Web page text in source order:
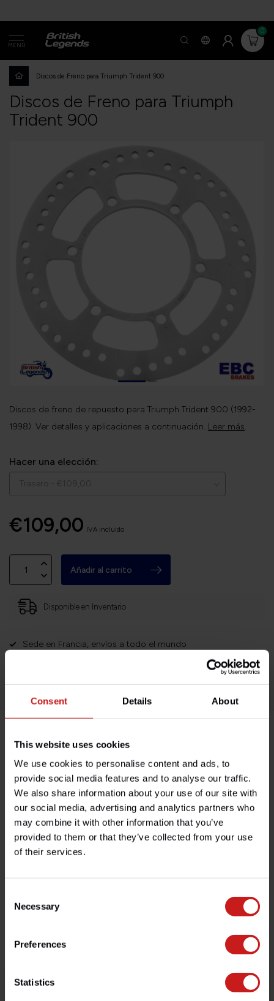
Consent Details About
This website uses cookies
We use cookies to personalise content and ads, to
provide social media features and to analyse our traffic.
We also share information about your use of our site with
our social media, advertising and analytics partners who
may combine it with other information that you’ve
provided to them or that they’ve collected from your use
of their services.
Selection
Necessary
Preferences
Statistics
MENÚ
0
Discos de Freno para Triumph Trident 900
Discos de Freno para Triumph
Trident 900
Discos de freno de repuesto para Triumph Trident 900 (1992-
1998). Ver detalles y aplicaciones a continuación. Leer más.
Hacer una elección:
€109,00 IVA incluido
Añadir al carrito
Disponible en Inventario
Sede en Francia, envíos a todo el mundo
Descripción del producto
Especificaciones
¿Tienes alguna pregunta sobre este producto?
¿Necesita ayuda con su pedido? No dude en contactar
Productos relacionados